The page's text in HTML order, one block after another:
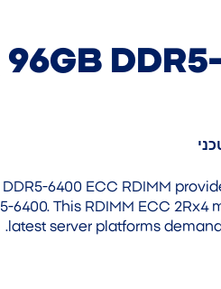
6400 ECC RDIMM
6400. This RDIMM ECC 2Rx4
latest server platforms